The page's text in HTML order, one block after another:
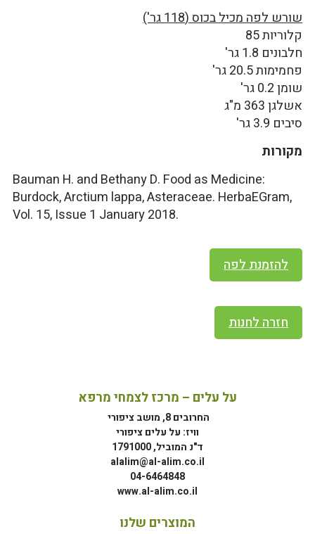
שורש לפה מכיל בכוס (118 גר')
קלוריות 85
חלבונים 1.8 גר'
פחמימות 20.5 גר'
שומן 0.2 גר'
אשלגן 363 מ"ג
סיבים 3.9 גר'
מקורות
Bauman H. and Bethany D. Food as Medicine:
Burdock, Arctium lappa, Asteraceae. HerbaEGram,
Vol. 15, Issue 1 January 2018.
להזמנת לפה
חזרה לחנות
על עלים – מרכז לצמחי מרפא
החרובים 8, מושב ציפורי
וויז: על עלים ציפורי
ד"נ המוביל, 1791000
alalim@al-alim.co.il
04-6464848
www.al-alim.co.il
המוצרים שלנו